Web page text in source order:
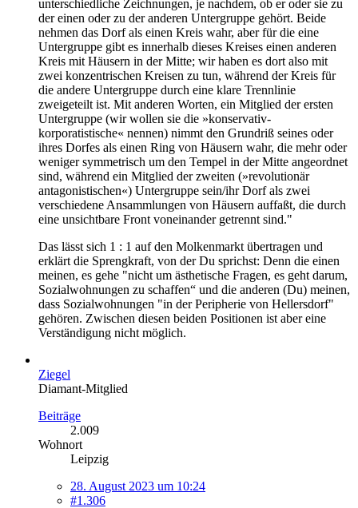
unterschiedliche Zeichnungen, je nachdem, ob er oder sie zu
der einen oder zu der anderen Untergruppe gehört. Beide
nehmen das Dorf als einen Kreis wahr, aber für die eine
Untergruppe gibt es innerhalb dieses Kreises einen anderen
Kreis mit Häusern in der Mitte; wir haben es dort also mit
zwei konzentrischen Kreisen zu tun, während der Kreis für
die andere Untergruppe durch eine klare Trennlinie
zweigeteilt ist. Mit anderen Worten, ein Mitglied der ersten
Untergruppe (wir wollen sie die »konservativ-
korporatistische« nennen) nimmt den Grundriß seines oder
ihres Dorfes als einen Ring von Häusern wahr, die mehr oder
weniger symmetrisch um den Tempel in der Mitte angeordnet
sind, während ein Mitglied der zweiten (»revolutionär
antagonistischen«) Untergruppe sein/ihr Dorf als zwei
verschiedene Ansammlungen von Häusern auffaßt, die durch
eine unsichtbare Front voneinander getrennt sind."
Das lässt sich 1 : 1 auf den Molkenmarkt übertragen und
erklärt die Sprengkraft, von der Du sprichst: Denn die einen
meinen, es gehe "nicht um ästhetische Fragen, es geht darum,
Sozialwohnungen zu schaffen“ und die anderen (Du) meinen,
dass Sozialwohnungen "in der Peripherie von Hellersdorf"
gehören. Zwischen diesen beiden Positionen ist aber eine
Verständigung nicht möglich.
Ziegel
Diamant-Mitglied
Beiträge
2.009
Wohnort
Leipzig
28. August 2023 um 10:24
#1.306